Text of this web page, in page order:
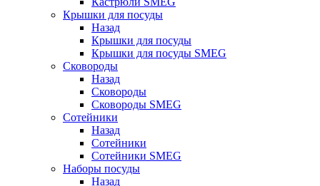
Крышки для посуды
Назад
Крышки для посуды
Крышки для посуды SMEG
Сковороды
Назад
Сковороды
Сковороды SMEG
Сотейники
Назад
Сотейники
Сотейники SMEG
Наборы посуды
Назад